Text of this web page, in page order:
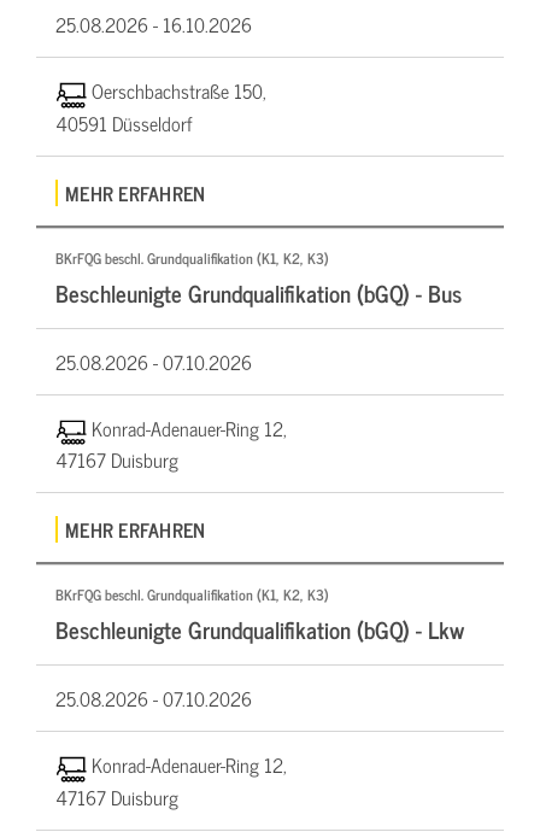
25.08.2026 -16.10.2026
Oerschbachstraße 150,
40591 Düsseldorf
MEHR ERFAHREN
BKrFQG beschl. Grundqualifikation (K1, K2, K3)
Beschleunigte Grundqualifikation (bGQ) - Bus
25.08.2026 -07.10.2026
Konrad-Adenauer-Ring 12,
47167 Duisburg
MEHR ERFAHREN
BKrFQG beschl. Grundqualifikation (K1, K2, K3)
Beschleunigte Grundqualifikation (bGQ) - Lkw
25.08.2026 -07.10.2026
Konrad-Adenauer-Ring 12,
47167 Duisburg